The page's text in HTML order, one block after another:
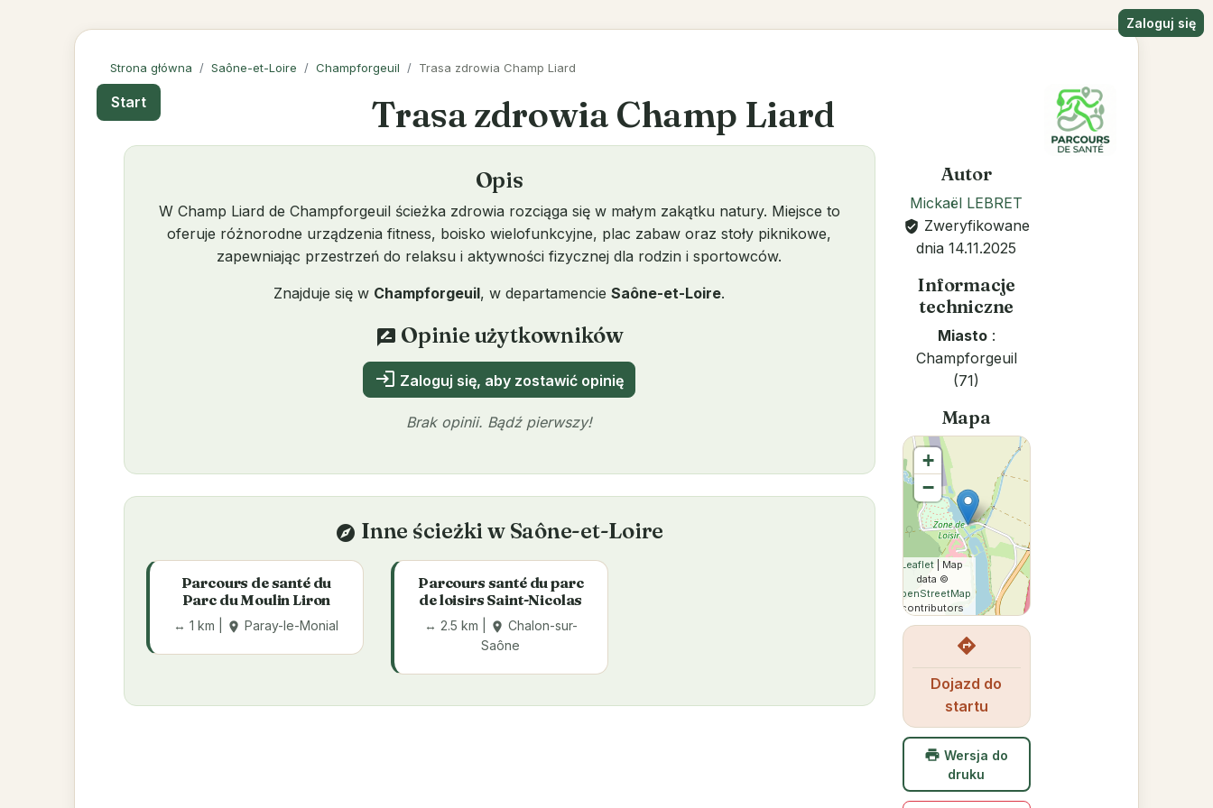
Zaloguj się
Strona główna Saône-et-Loire Champforgeuil Trasa zdrowia Champ Liard
Start Trasa zdrowia Champ Liard
Opis
W Champ Liard de Champforgeuil ścieżka zdrowia rozciąga się w małym zakątku natury. Miejsce to
oferuje różnorodne urządzenia fitness, boisko wielofunkcyjne, plac zabaw oraz stoły piknikowe,
zapewniając przestrzeń do relaksu i aktywności fizycznej dla rodzin i sportowców.
Znajduje się w Champforgeuil, w departamencieSaône-et-Loire.
rate_review Opinie użytkowników
login Zaloguj się, aby zostawić opinię
Brak opinii. Bądź pierwszy!
explore Inne ścieżki w Saône-et-Loire
Parcours de santé du
Parc du Moulin Liron
↔ 1 km | place Paray-le-Monial
Parcours santé du parc
de loisirs Saint-Nicolas
↔ 2.5 km | place Chalon-sur-
Saône
Autor
Mickaël LEBRET
verified_user Zweryfikowane
dnia 14.11.2025
Informacje
techniczne
Miasto:
Champforgeuil
(71)
Mapa
+
−
Leaflet | Map
data ©
OpenStreetMap
contributors
directions
Dojazd do
startu
print Wersja do
druku